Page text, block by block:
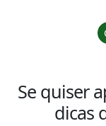
Se quiser
dicas